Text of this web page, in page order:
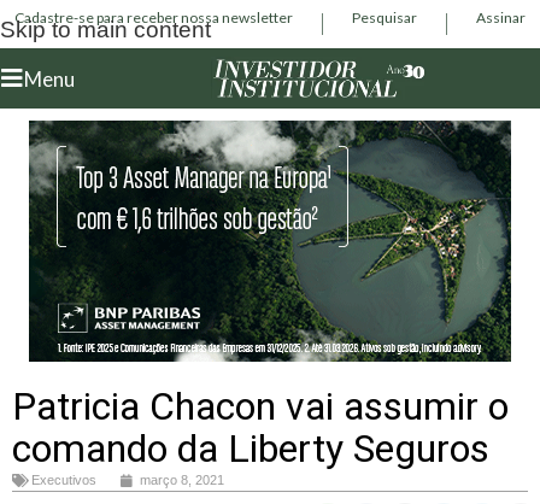
Skip to main content
Cadastre-se para receber nossa newsletter Pesquisar Assinar
Menu
Patricia Chacon vai assumir o
comando da Liberty Seguros
Executivos março 8, 2021